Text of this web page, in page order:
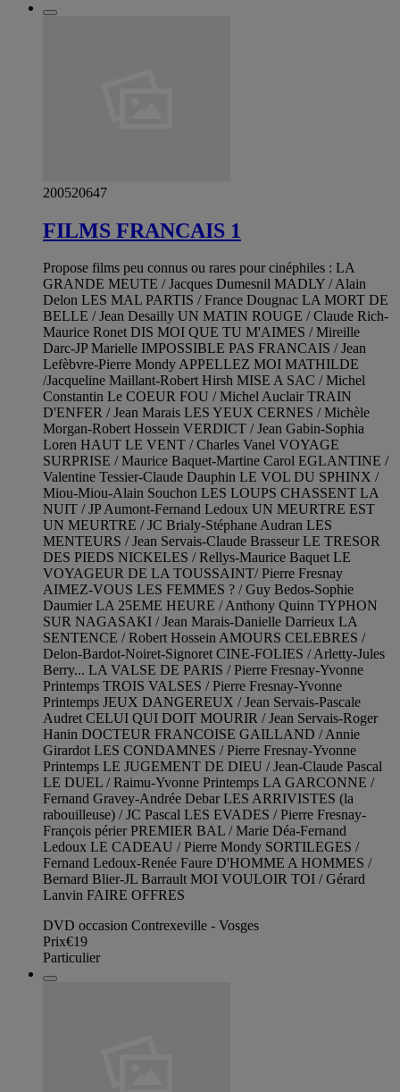
200520647
FILMS FRANCAIS 1
Propose films peu connus ou rares pour cinéphiles : LA
GRANDE MEUTE / Jacques Dumesnil MADLY / Alain
Delon LES MAL PARTIS / France Dougnac LA MORT DE
BELLE / Jean Desailly UN MATIN ROUGE / Claude Rich-
Maurice Ronet DIS MOI QUE TU M'AIMES / Mireille
Darc-JP Marielle IMPOSSIBLE PAS FRANCAIS / Jean
Lefèbvre-Pierre Mondy APPELLEZ MOI MATHILDE
/Jacqueline Maillant-Robert Hirsh MISE A SAC / Michel
Constantin Le COEUR FOU / Michel Auclair TRAIN
D'ENFER / Jean Marais LES YEUX CERNES / Michèle
Morgan-Robert Hossein VERDICT / Jean Gabin-Sophia
Loren HAUT LE VENT / Charles Vanel VOYAGE
SURPRISE / Maurice Baquet-Martine Carol EGLANTINE /
Valentine Tessier-Claude Dauphin LE VOL DU SPHINX /
Miou-Miou-Alain Souchon LES LOUPS CHASSENT LA
NUIT / JP Aumont-Fernand Ledoux UN MEURTRE EST
UN MEURTRE / JC Brialy-Stéphane Audran LES
MENTEURS / Jean Servais-Claude Brasseur LE TRESOR
DES PIEDS NICKELES / Rellys-Maurice Baquet LE
VOYAGEUR DE LA TOUSSAINT/ Pierre Fresnay
AIMEZ-VOUS LES FEMMES ? / Guy Bedos-Sophie
Daumier LA 25EME HEURE / Anthony Quinn TYPHON
SUR NAGASAKI / Jean Marais-Danielle Darrieux LA
SENTENCE / Robert Hossein AMOURS CELEBRES /
Delon-Bardot-Noiret-Signoret CINE-FOLIES / Arletty-Jules
Berry... LA VALSE DE PARIS / Pierre Fresnay-Yvonne
Printemps TROIS VALSES / Pierre Fresnay-Yvonne
Printemps JEUX DANGEREUX / Jean Servais-Pascale
Audret CELUI QUI DOIT MOURIR / Jean Servais-Roger
Hanin DOCTEUR FRANCOISE GAILLAND / Annie
Girardot LES CONDAMNES / Pierre Fresnay-Yvonne
Printemps LE JUGEMENT DE DIEU / Jean-Claude Pascal
LE DUEL / Raimu-Yvonne Printemps LA GARCONNE /
Fernand Gravey-Andrée Debar LES ARRIVISTES (la
rabouilleuse) / JC Pascal LES EVADES / Pierre Fresnay-
François périer PREMIER BAL / Marie Déa-Fernand
Ledoux LE CADEAU / Pierre Mondy SORTILEGES /
Fernand Ledoux-Renée Faure D'HOMME A HOMMES /
Bernard Blier-JL Barrault MOI VOULOIR TOI / Gérard
Lanvin FAIRE OFFRES
DVD occasion Contrexeville - Vosges
Prix€19
Particulier